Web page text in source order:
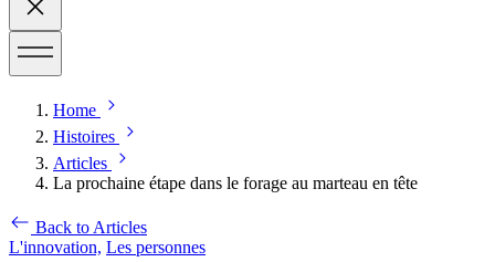
Home
Histoires
Articles
La prochaine étape dans le forage au marteau en tête
Back to Articles
L'innovation, Les personnes